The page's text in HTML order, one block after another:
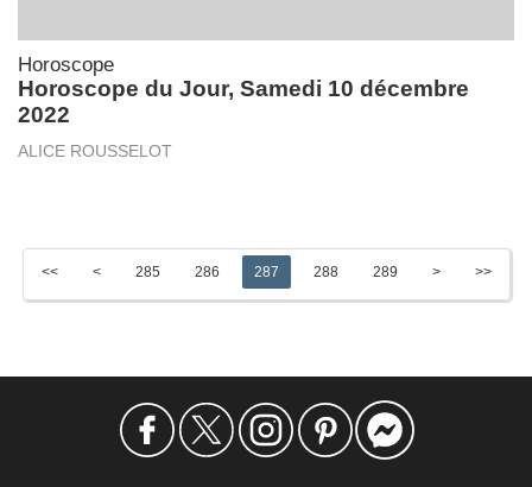
Horoscope
Horoscope du Jour, Samedi 10 décembre
2022
ALICE ROUSSELOT
<< < 285 286 287 288 289 > >>